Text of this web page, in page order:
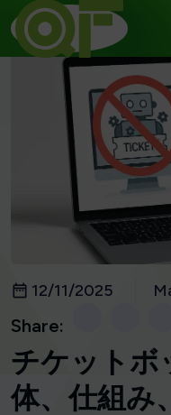
12/11/2025
Share:
チケットボ
体、仕組み